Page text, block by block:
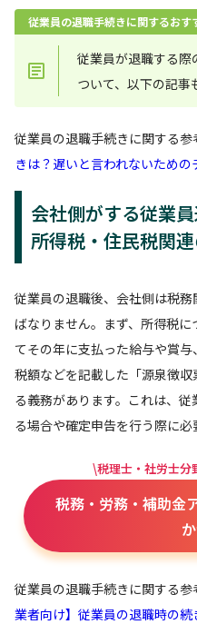
従業員の退職手続きに関するおす
従業員が退職する際
ついて、以下の記事
従業員の退職手続きに関する参
きは？遅いと言われないため
会社側がする従業
所得税・住民税関
従業員の退職後、会社側は税
ばなりません。まず、所得税
てその年に支払った給与や賞
税額などを記載した「源泉徴
る義務があります。これは、
る場合や確定申告を行う際に必
\税理士・社労士分
税務・労務・補助金
従業員の退職手続きに関する参
業者向け】従業員の退職時の